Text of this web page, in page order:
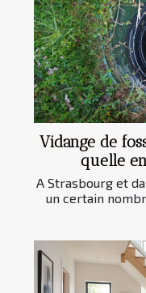
Vidange de
quelle
A Strasbourg et
un certain